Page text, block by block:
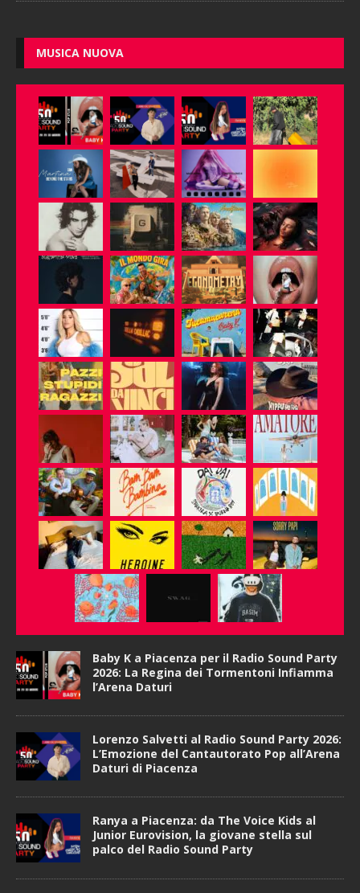
MUSICA NUOVA
Baby K a Piacenza per il Radio Sound Party
2026: La Regina dei Tormentoni Infiamma
l’Arena Daturi
Lorenzo Salvetti al Radio Sound Party 2026:
L’Emozione del Cantautorato Pop all’Arena
Daturi di Piacenza
Ranya a Piacenza: da The Voice Kids al
Junior Eurovision, la giovane stella sul
palco del Radio Sound Party